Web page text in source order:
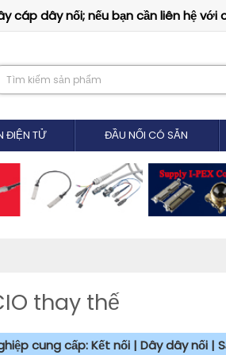
cáp dây nối; nếu bạn cần liên hệ với
ĐIỆN TỬ ĐẦU NỐI CÓ SẴN
thay thế
cung cấp: Kết nối | Dây dây nối |